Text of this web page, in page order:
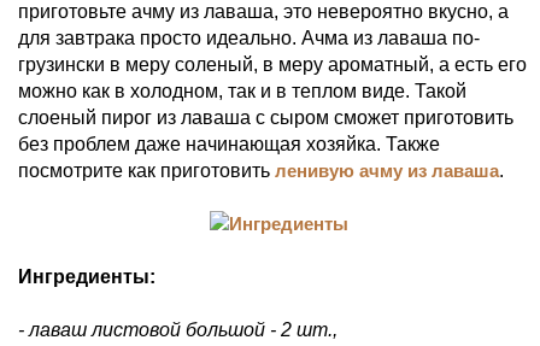
приготовьте ачму из лаваша, это невероятно вкусно, а
для завтрака просто идеально. Ачма из лаваша по-
грузински в меру соленый, в меру ароматный, а есть его
можно как в холодном, так и в теплом виде. Такой
слоеный пирог из лаваша с сыром сможет приготовить
без проблем даже начинающая хозяйка. Также
посмотрите как приготовить ленивую ачму из лаваша.
Ингредиенты:
- лаваш листовой большой - 2 шт.,